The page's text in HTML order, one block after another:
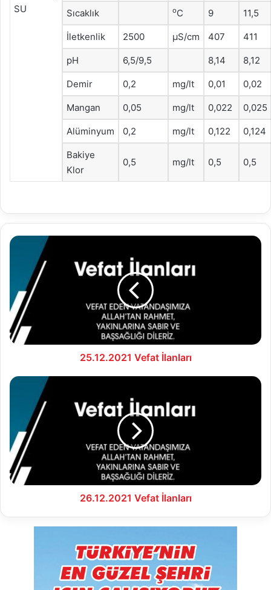
SU
Sıcaklık oC 9 11,5
İletkenlik 2500 μS/cm 407 411
pH 6,5/9,5 8,14 8,12
Demir 0,2 mg/lt 0,01 0,02
Mangan 0,05 mg/lt 0,022 0,025
Alüminyum 0,2 mg/lt 0,122 0,124
Bakiye
Klor
0,5 mg/lt 0,5 0,5
25.12.2021
25.12.2021 Vefat İlanları
26.12.2021
26.12.2021 Vefat İlanları